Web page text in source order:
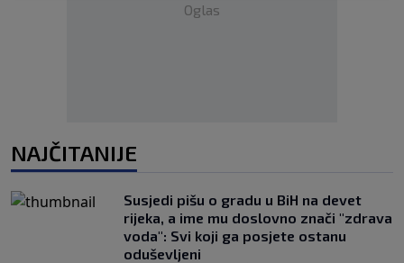
Oglas
NAJČITANIJE
Susjedi pišu o gradu u BiH na devet
rijeka, a ime mu doslovno znači "zdrava
voda": Svi koji ga posjete ostanu
oduševljeni